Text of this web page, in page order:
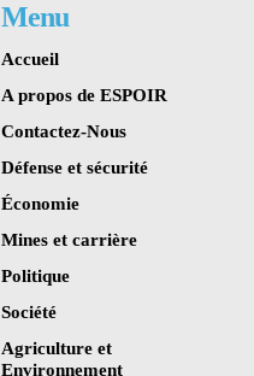
Menu
Accueil
A propos de ESPOIR
Contactez-Nous
Défense et sécurité
Économie
Mines et carrière
Politique
Société
Agriculture et
Environnement